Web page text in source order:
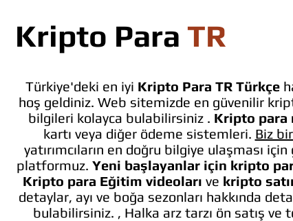
Kripto Para TR
Türkiye'deki en iyi Kripto Para TR Türkçe
hoş geldiniz. Web sitemizde en güvenilir
bilgileri kolayca bulabilirsiniz . Kripto para
kartı veya diğer ödeme sistemleri. Biz
yatırımcıların en doğru bilgiye ulaşması için
platformuz. Yeni başlayanlar için kripto
Kripto para Eğitim videoları ve kripto
detaylar, ayı ve boğa sezonları hakkında
bulabilirsiniz. , Halka arz tarzı ön satış ve